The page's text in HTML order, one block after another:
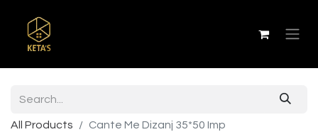
All Products Cante Me Dizanj 35*50 Imp